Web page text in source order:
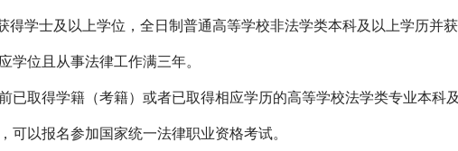
学士及以上学位，全日制普通高等学校非法学类本科及以上学历并
位且从事法律工作满三年。
取得学籍（考籍）或者已取得相应学历的高等学校法学类专业本科
以报名参加国家统一法律职业资格考试。